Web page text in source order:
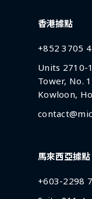
香港據點
+852 3705
Units 2710-
Tower, No.
Kowloon,
馬來西亞據點
+603-2298